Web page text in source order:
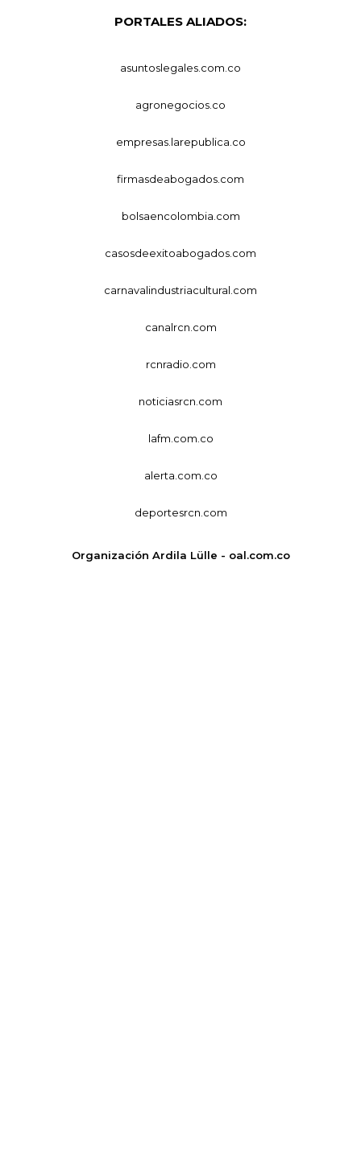
PORTALES ALIADOS:
asuntoslegales.com.co
agronegocios.co
empresas.larepublica.co
firmasdeabogados.com
bolsaencolombia.com
casosdeexitoabogados.com
carnavalindustriacultural.com
canalrcn.com
rcnradio.com
noticiasrcn.com
lafm.com.co
alerta.com.co
deportesrcn.com
Organización Ardila Lülle - oal.com.co